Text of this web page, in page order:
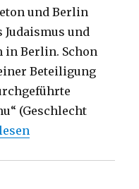
und Berlin
Judaismus und
in Berlin. Schon
Beteiligung
(Geschlecht
Parodie Jesu,